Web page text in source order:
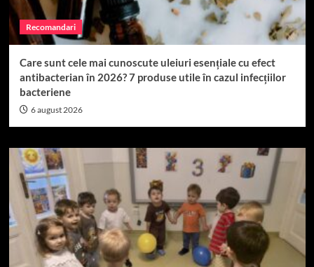
Recomandari
Care sunt cele mai cunoscute uleiuri esențiale cu efect
antibacterian în 2026? 7 produse utile în cazul infecțiilor
bacteriene
6 august 2026